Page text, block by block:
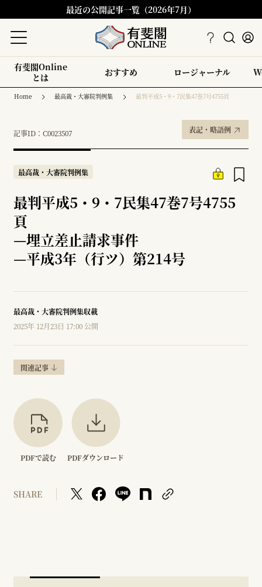
最近の公開記事一覧（2026年7月）
有斐閣Online
とは
おすすめ ロージャーナル
Home 最高裁・大審院判例集 最判平成5・9・7民集47巻7号4755頁
記事ID：C0023507 表記・略語例
最高裁・大審院判例集
最判平成5・9・7民集47巻7号4755
頁
—埋立差止請求事件
—平成3年（行ツ）第214号
最高裁・大審院判例集収載
2025年 12月23日 17:00 公開
関連記事
PDFで読む PDFダウンロード
SHARE